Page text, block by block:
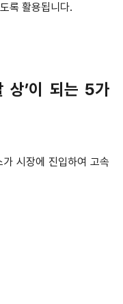
록 활용됩니다.
상’이 되는 5가
시장에 진입하여 고속